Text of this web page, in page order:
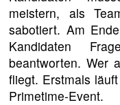
meistern, als
sabotiert. Am
Kandidaten
beantworten. Wer
fliegt. Erstmals
Primetime-Event.